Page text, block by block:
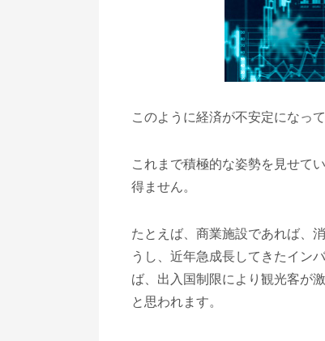
このように経済が不安定になって
これまで積極的な姿勢を見せて
得ません。
たとえば、商業施設であれば、
うし、近年急成長してきたイン
ば、出入国制限により観光客が
と思われます。